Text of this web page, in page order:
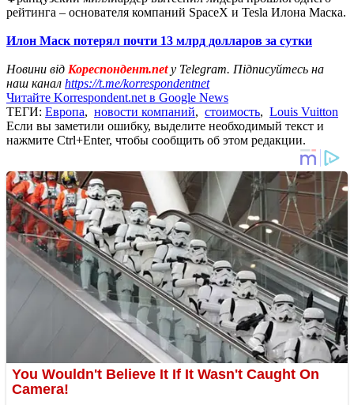
рейтинга – основателя компаний SpaceX и Tesla Илона Маска.
Илон Маск потерял почти 13 млрд долларов за сутки
Новини від Кореспондент.netу Telegram. Підписуйтесь на
наш канал https://t.me/korrespondentnet
Читайте Korrespondent.net в Google News
ТЕГИ: Европа, новости компаний, стоимость, Louis Vuitton
Если вы заметили ошибку, выделите необходимый текст и
нажмите Ctrl+Enter, чтобы сообщить об этом редакции.